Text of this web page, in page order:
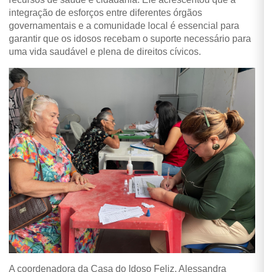
integração de esforços entre diferentes órgãos
governamentais e a comunidade local é essencial para
garantir que os idosos recebam o suporte necessário para
uma vida saudável e plena de direitos cívicos.
A coordenadora da Casa do Idoso Feliz, Alessandra